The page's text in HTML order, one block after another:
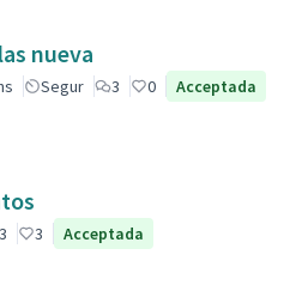
nueva
Segur 3 0 Acceptada
3 3 Acceptada